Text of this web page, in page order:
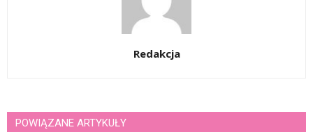
Redakcja
POWIĄZANE ARTYKUŁY